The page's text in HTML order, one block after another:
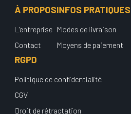
À PROPOS
L'entreprise
Contact
INFOS PRATIQUES
Modes de livraison
Moyens de paiement
RGPD
Politique de confidentialité
CGV
Droit de rétractation